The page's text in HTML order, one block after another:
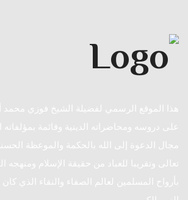
هذا الموقع الرسمي لفضيلة الشيخ فوزي محمد
على دروسه ومحاضراته الدينية وقائمة
مجال الدعوة إلى الله بالحكمة والموعظة
تعالى وتقريبا للعباد من حقيقة الإسلام ومنهجه
بأرواح المسلمين لعالم الصفاء والنقاء الذي